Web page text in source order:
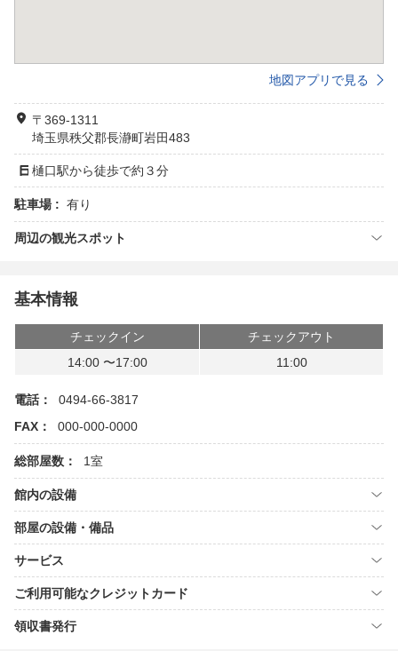
地図アプリで見る
〒369-1311
埼玉県秩父郡長瀞町岩田483
樋口駅から徒歩で約３分
駐車場 : 有り
周辺の観光スポット
基本情報
チェックイン
チェックアウト
14:00 〜17:00
11:00
電話：
0494-66-3817
FAX：
000-000-0000
総部屋数： 1室
館内の設備
部屋の設備・備品
サービス
ご利用可能なクレジットカード
領収書発行